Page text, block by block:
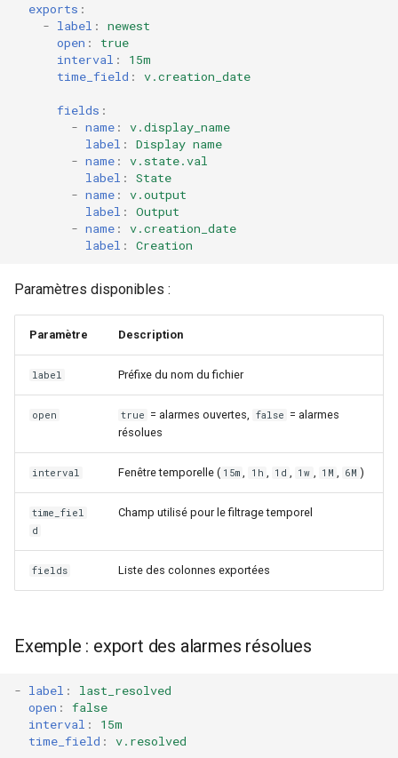
exports :
- label :
newest
open :
true
interval :
15m
time_field : v.creation_date
fields :
- name :
v.display_name
label :
Display name
- name :
v.state.val
label :
State
- name :
v.output
label :
Output
- name :
v.creation_date
label : Creation
Paramètres disponibles :
Paramètre Description
label Préfixe du nom du fichier
open true = alarmes ouvertes, false = alarmes
résolues
interval Fenêtre temporelle ( 15m 1h 1d 1w 1M 6M )
time_fiel
d
Champ utilisé pour le filtrage temporel
fields Liste des colonnes exportées
Exemple : export des alarmes résolues
- label :
last_resolved
open :
false
interval :
15m
time_field : v.resolved